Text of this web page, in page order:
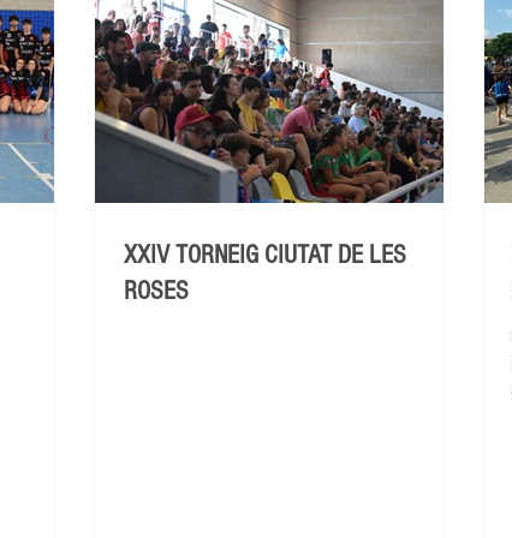
XXIV TORNEIG CIUTAT DE LES
ROSES